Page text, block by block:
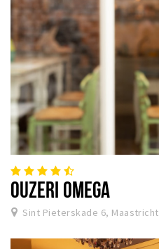
OUZERI OMEGA
Sint Pieterskade 6, Maastricht